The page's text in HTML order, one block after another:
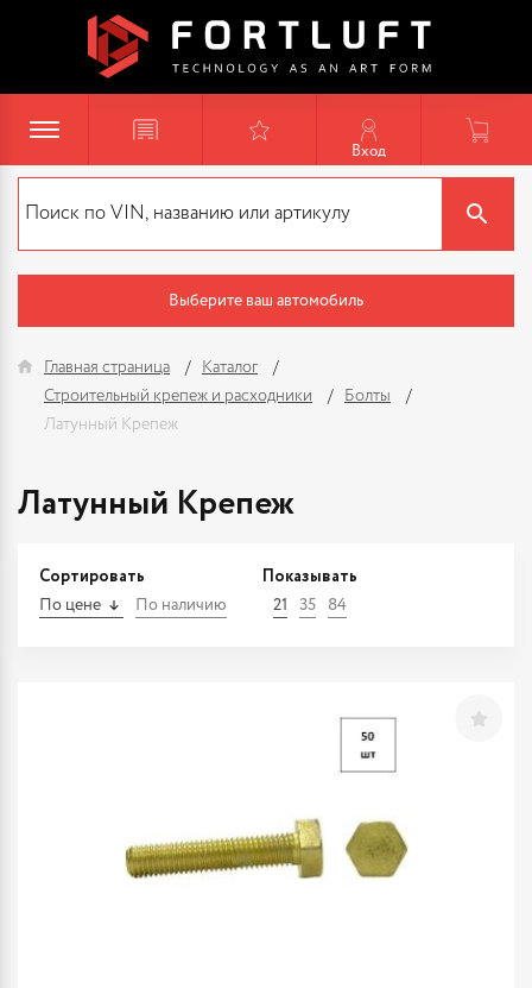
Вход
Выберите ваш автомобиль
Главная страница
Каталог
Строительный крепеж и расходники
Болты
Латунный Крепеж
Латунный Крепеж
Сортировать
По цене По наличию
Показывать
21 35 84